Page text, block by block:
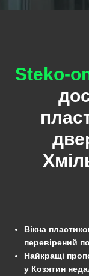
Steko-
Вікна
перевірений
Найкращі
у Козятин